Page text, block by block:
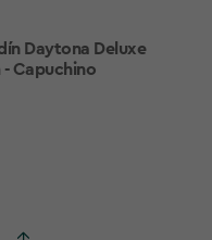
Daytona Deluxe
- Capuchino